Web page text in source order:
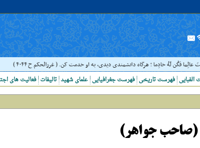
فَکُن لَهُ خادِما ؛ هرگاه دانشمندى ديدى، به او خدمت کن. ( غررالحکم ح ۴۰۴۴ )
فعالیت های تالیفات علمای شهید فهرست جغرافیایی فهرست تاریخی
جواهر)